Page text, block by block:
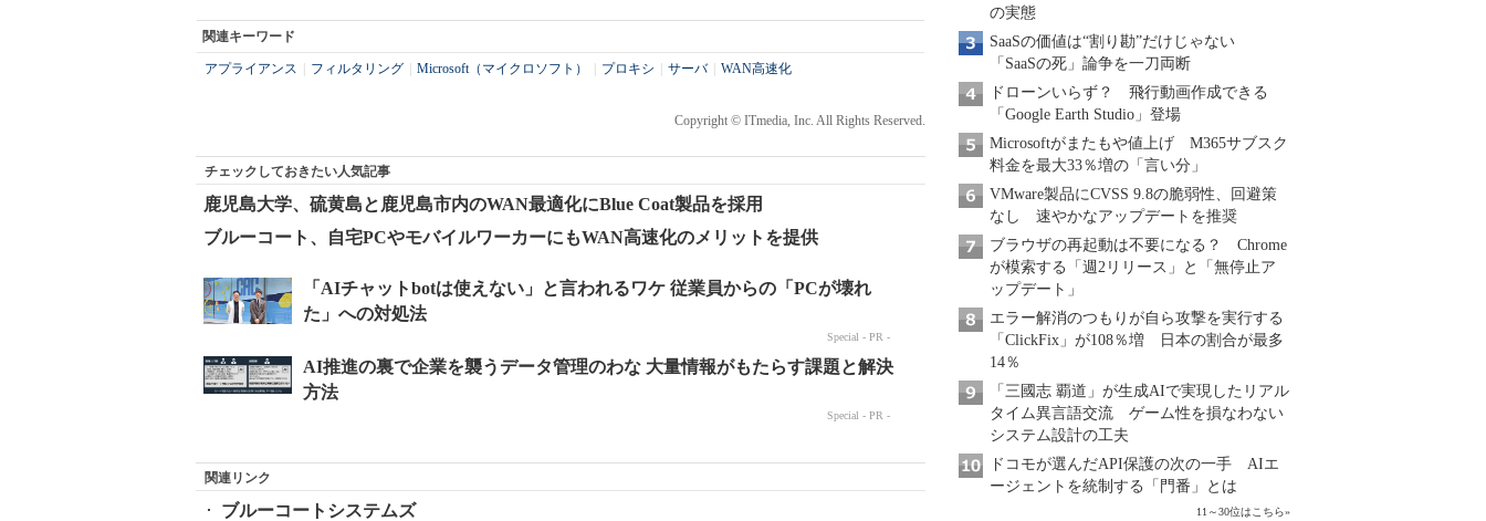
関連キーワード
アプライアンス フィルタリング Microsoft（マイクロソフト） プロキシ サーバ WAN高速化
Copyright © ITmedia, Inc. All Rights Reserved.
チェックしておきたい人気記事
鹿児島大学、硫黄島と鹿児島市内のWAN最適化にBlue Coat製品を採用
ブルーコート、自宅PCやモバイルワーカーにもWAN高速化のメリットを提供
関連リンク
ブルーコートシステムズ
の実態
SaaSの価値は“割り勘”だけじゃない
「SaaSの死」論争を一刀両断
ドローンいらず？ 飛行動画作成できる
「Google Earth Studio」登場
Microsoftがまたもや値上げ M365サブスク
料金を最大33％増の「言い分」
VMware製品にCVSS 9.8の脆弱性、回避策
なし 速やかなアップデートを推奨
ブラウザの再起動は不要になる？ Chrome
が模索する「週2リリース」と「無停止ア
ップデート」
エラー解消のつもりが自ら攻撃を実行する
「ClickFix」が108％増 日本の割合が最多
14％
「三國志 覇道」が生成AIで実現したリアル
タイム異言語交流 ゲーム性を損なわない
システム設計の工夫
ドコモが選んだAPI保護の次の一手 AIエ
ージェントを統制する「門番」とは
11～30位はこちら»